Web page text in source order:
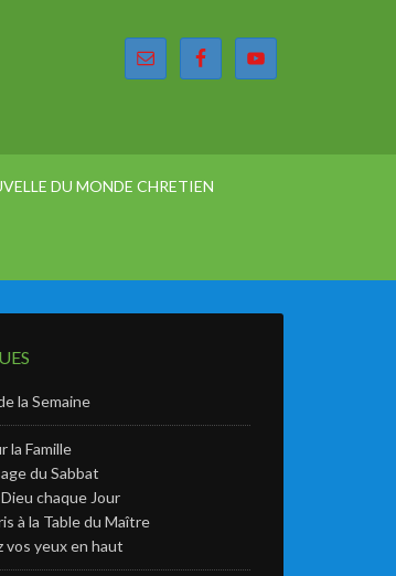
DU MONDE CHRETIEN
la Semaine
la Famille
du Sabbat
chaque Jour
à la Table du Maître
vos yeux en haut